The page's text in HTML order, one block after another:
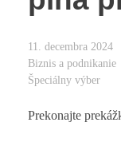
11. decembra 2024
Biznis a podnikanie
Špeciálny výber
Prekonajte